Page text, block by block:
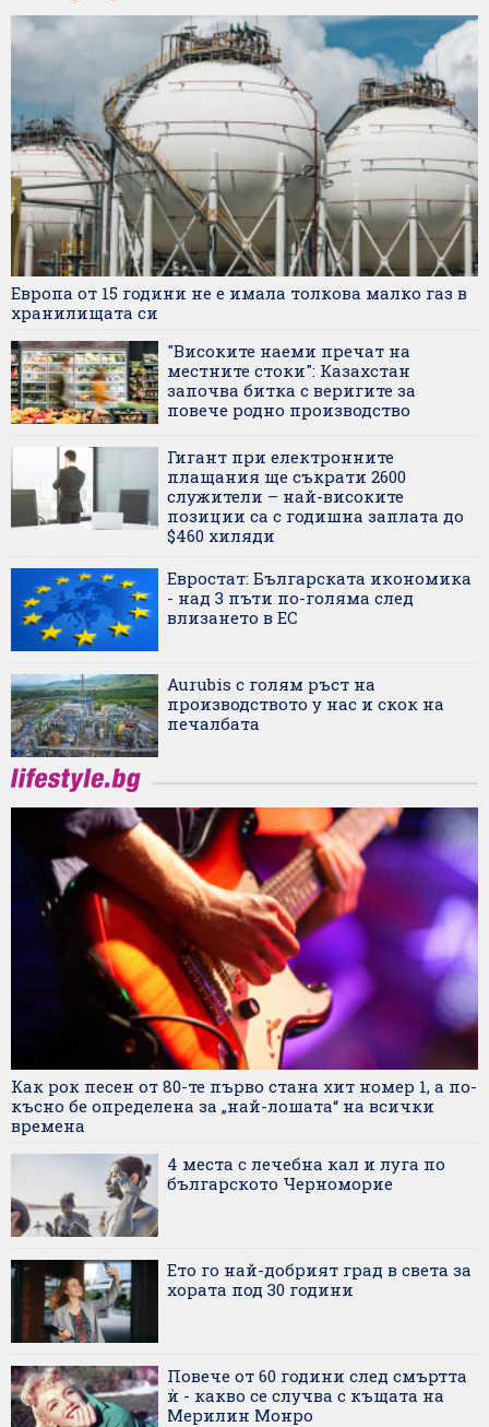
Европа от 15 години не е имала толкова малко газ в
хранилищата си
"Високите наеми пречат на
местните стоки": Казахстан
започва битка с веригите за
повече родно производство
Гигант при електронните
плащания ще съкрати 2600
служители – най-високите
позиции са с годишна заплата до
$460 хиляди
Евростат: Българската икономика
- над 3 пъти по-голяма след
влизането в ЕС
Aurubis с голям ръст на
производството у нас и скок на
печалбата
Как рок песен от 80-те първо стана хит номер 1, а по-
късно бе определена за „най-лошата“ на всички
времена
4 места с лечебна кал и луга по
българското Черноморие
Ето го най-добрият град в света за
хората под 30 години
Повече от 60 години след смъртта
ѝ - какво се случва с къщата на
Мерилин Монро